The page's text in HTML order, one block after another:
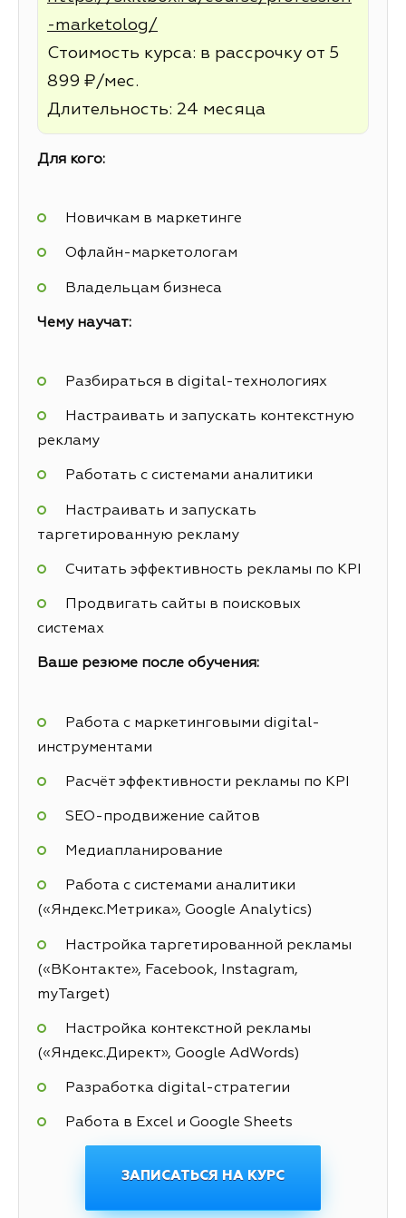
-marketolog/
Стоимость курса: в рассрочку от 5
899 ₽/мес.
Длительность: 24 месяца
Для кого:
Новичкам в маркетинге
Офлайн-маркетологам
Владельцам бизнеса
Чему научат:
Разбираться в digital-технологиях
Настраивать и запускать контекстную
рекламу
Работать с системами аналитики
Настраивать и запускать
таргетированную рекламу
Считать эффективность рекламы по KPI
Продвигать сайты в поисковых
системах
Ваше резюме после обучения:
Работа с маркетинговыми digital-
инструментами
Расчёт эффективности рекламы по KPI
SEO-продвижение сайтов
Медиапланирование
Работа с системами аналитики
(«Яндекс.Метрика», Google Analytics)
Настройка таргетированной рекламы
(«ВКонтакте», Facebook, Instagram,
myTarget)
Настройка контекстной рекламы
(«Яндекс.Директ», Google AdWords)
Разработка digital-стратегии
Работа в Excel и Google Sheets
ЗАПИСАТЬСЯ НА КУРС